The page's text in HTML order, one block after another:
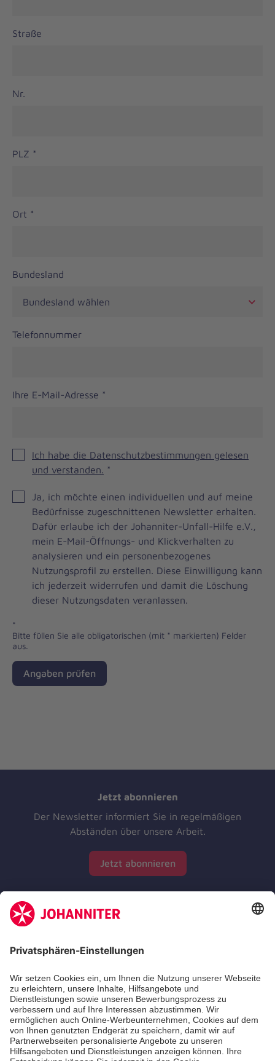
Straße
Nr.
PLZ *
Ort *
Bundesland
Telefonnummer
Ihre E-Mail-Adresse *
Ich habe die Datenschutzbestimmungen gelesen
und verstanden. *
Brevo
Newsletter
Checkbox
Ja, ich möchte einen individuellen und auf meine
Bedürfnisse zugeschnittenen Newsletter erhalten.
Dafür erlaube ich der Johanniter-Unfall-Hilfe e.V.,
mein E-Mail-Öffnungs- und Klickverhalten zu
analysieren und ein personenbezogenes
Nutzungsprofil zu erstellen. Diese Einwilligung kann
ich jederzeit widerrufen und damit die Löschung
dieser Nutzungsdaten veranlassen.
*
Bitte füllen Sie alle obligatorischen (mit * markierten) Felder
aus.
Angaben prüfen
Jetzt abonnieren
Der Newsletter informiert Sie in regelmäßigen
Abständen über unsere Arbeit.
Jetzt abonnieren
Zertifizierung der Johanniter-Unfall-Hilfe e.V.
Die Johanniter GmbH führt das Spendenzertifikat
des Deutschen Spendenrats e.V.